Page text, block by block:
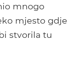
mnogo
mjesto gdje
stvorila tu